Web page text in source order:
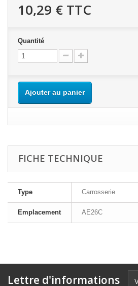
10,29 € TTC
Quantité
Ajouter au panier
FICHE TECHNIQUE
Type Carrosserie
Emplacement AE26C
Lettre d'informations